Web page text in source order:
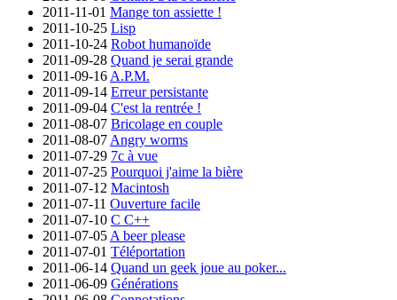
2011-11-01 Mange ton assiette !
2011-10-25 Lisp
2011-10-24 Robot humanoïde
2011-09-28 Quand je serai grande
2011-09-16 A.P.M.
2011-09-14 Erreur persistante
2011-09-04 C'est la rentrée !
2011-08-07 Bricolage en couple
2011-08-07 Angry worms
2011-07-29 7c à vue
2011-07-25 Pourquoi j'aime la bière
2011-07-12 Macintosh
2011-07-11 Ouverture facile
2011-07-10 C C++
2011-07-05 A beer please
2011-07-01 Téléportation
2011-06-14 Quand un geek joue au poker...
2011-06-09 Générations